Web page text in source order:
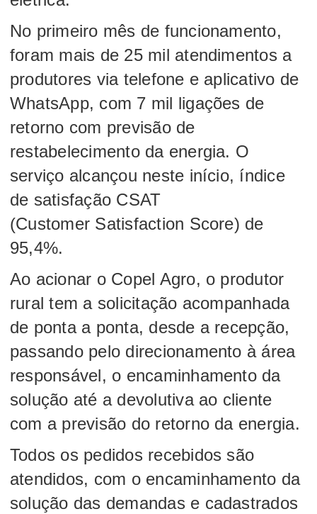
No primeiro mês de funcionamento,
foram mais de 25 mil atendimentos a
produtores via telefone e aplicativo de
WhatsApp, com 7 mil ligações de
retorno com previsão de
restabelecimento da energia. O
serviço alcançou neste início, índice
de satisfação CSAT
(Customer Satisfaction Score) de
95,4%.
Ao acionar o Copel Agro, o produtor
rural tem a solicitação acompanhada
de ponta a ponta, desde a recepção,
passando pelo direcionamento à área
responsável, o encaminhamento da
solução até a devolutiva ao cliente
com a previsão do retorno da energia.
Todos os pedidos recebidos são
atendidos, com o encaminhamento da
solução das demandas e cadastrados